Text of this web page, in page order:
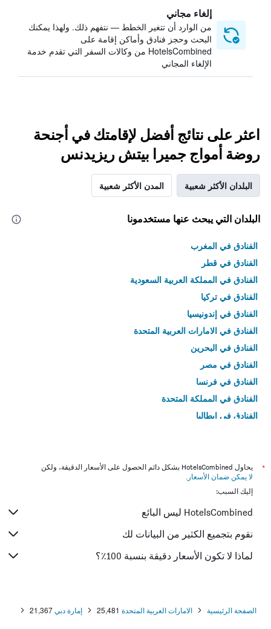
إلغاء مجاني
من الوارد أن تتغير الخطط — نتفهم ذلك. ولهذا يمكنك
البحث وحجز فنادق وأماكن إقامة على
HotelsCombined من وكالات السفر التي تقدم خدمة
الإلغاء المجاني
اعثر على نتائج أفضل لإقامتك في أجنحة
روضة أمواج جميرا بيتش ريزيدنس
البلدان الأكثر شعبية المدن الأكثر شعبية
البلدان التي يبحث عنها مستخدمونا
الفنادق في المغرب
الفنادق في قطر
الفنادق في المملكة العربية السعودية
الفنادق في تركيا
الفنادق في إندونيسيا
الفنادق في الامارات العربية المتحدة
الفنادق في البحرين
الفنادق في مصر
الفنادق في فرنسا
الفنادق في المملكة المتحدة
الفنادق في إيطاليا
*
يحاول HotelsCombined بشكل دائم الحصول على الأسعار الدقيقة، ولكن
لا يمكن ضمان الأسعار .
إليك السبب:
HotelsCombined ليس البائع
نقوم بتجميع الكثير من البيانات لك
لماذا لا تكون الأسعار دقيقة بنسبة 100٪؟
الصفحة الرئيسية الامارات العربية المتحدة 25,481 إمارة دبي 21,367